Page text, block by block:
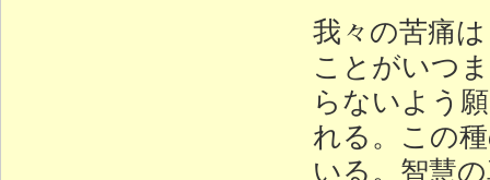
我々の苦痛
ことがいつ
らないよう
れる。この
いる。智慧